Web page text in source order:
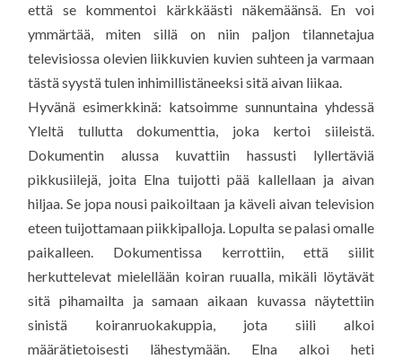
että se kommentoi kärkkäästi näkemäänsä. En voi
ymmärtää, miten sillä on niin paljon tilannetajua
televisiossa olevien liikkuvien kuvien suhteen ja varmaan
tästä syystä tulen inhimillistäneeksi sitä aivan liikaa.
Hyvänä esimerkkinä: katsoimme sunnuntaina yhdessä
Yleltä tullutta dokumenttia, joka kertoi siileistä.
Dokumentin alussa kuvattiin hassusti lyllertäviä
pikkusiilejä, joita Elna tuijotti pää kallellaan ja aivan
hiljaa. Se jopa nousi paikoiltaan ja käveli aivan television
eteen tuijottamaan piikkipalloja. Lopulta se palasi omalle
paikalleen. Dokumentissa kerrottiin, että siilit
herkuttelevat mielellään koiran ruualla, mikäli löytävät
sitä pihamailta ja samaan aikaan kuvassa näytettiin
sinistä koiranruokakuppia, jota siili alkoi
määrätietoisesti lähestymään. Elna alkoi heti